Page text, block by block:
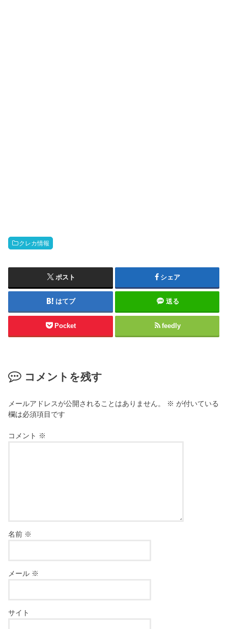
クレカ情報
ポスト シェア
はてブ 送る
Pocket feedly
コメントを残す
メールアドレスが公開されることはありません。 ※ が付いている
欄は必須項目です
コメント ※
名前 ※
メール ※
サイト